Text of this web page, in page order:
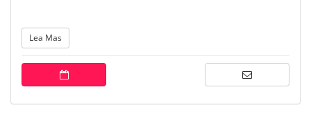
Lea Mas